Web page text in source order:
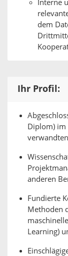
Interne
dem
Ihr Profil:
Diplom) im
anderen
Fundierte
Methoden
Learning)